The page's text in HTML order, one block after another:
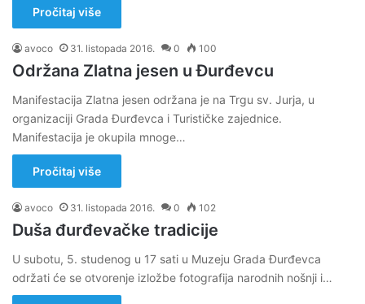
Pročitaj više
avoco 31. listopada 2016. 0 100
Održana Zlatna jesen u Đurđevcu
Manifestacija Zlatna jesen održana je na Trgu sv. Jurja, u
organizaciji Grada Đurđevca i Turističke zajednice.
Manifestacija je okupila mnoge…
Pročitaj više
avoco 31. listopada 2016. 0 102
Duša đurđevačke tradicije
U subotu, 5. studenog u 17 sati u Muzeju Grada Đurđevca
održati će se otvorenje izložbe fotografija narodnih nošnji i…